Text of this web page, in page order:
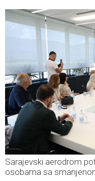
Sarajevski aerodrom
osobama sa